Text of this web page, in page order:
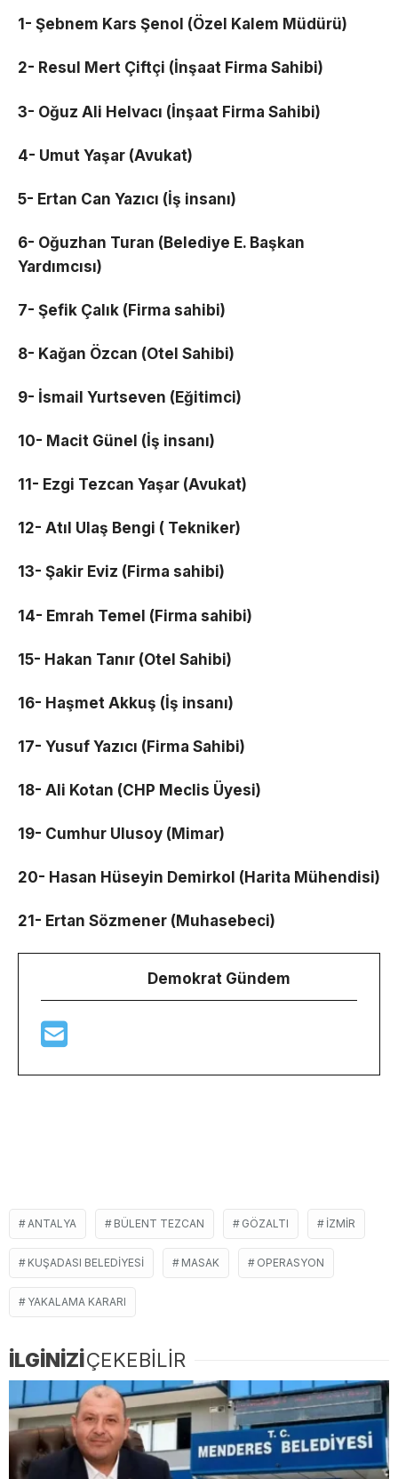
1- Şebnem Kars Şenol (Özel Kalem Müdürü)
2- Resul Mert Çiftçi (İnşaat Firma Sahibi)
3- Oğuz Ali Helvacı (İnşaat Firma Sahibi)
4- Umut Yaşar (Avukat)
5- Ertan Can Yazıcı (İş insanı)
6- Oğuzhan Turan (Belediye E. Başkan
Yardımcısı)
7- Şefik Çalık (Firma sahibi)
8- Kağan Özcan (Otel Sahibi)
9- İsmail Yurtseven (Eğitimci)
10- Macit Günel (İş insanı)
11- Ezgi Tezcan Yaşar (Avukat)
12- Atıl Ulaş Bengi ( Tekniker)
13- Şakir Eviz (Firma sahibi)
14- Emrah Temel (Firma sahibi)
15- Hakan Tanır (Otel Sahibi)
16- Haşmet Akkuş (İş insanı)
17- Yusuf Yazıcı (Firma Sahibi)
18- Ali Kotan (CHP Meclis Üyesi)
19- Cumhur Ulusoy (Mimar)
20- Hasan Hüseyin Demirkol (Harita Mühendisi)
21- Ertan Sözmener (Muhasebeci)
Demokrat Gündem
ANTALYA BÜLENT TEZCAN GÖZALTI IZMIR
KUŞADASI BELEDIYESI MASAK OPERASYON
YAKALAMA KARARI
İLGİNİZİÇEKEBİLİR